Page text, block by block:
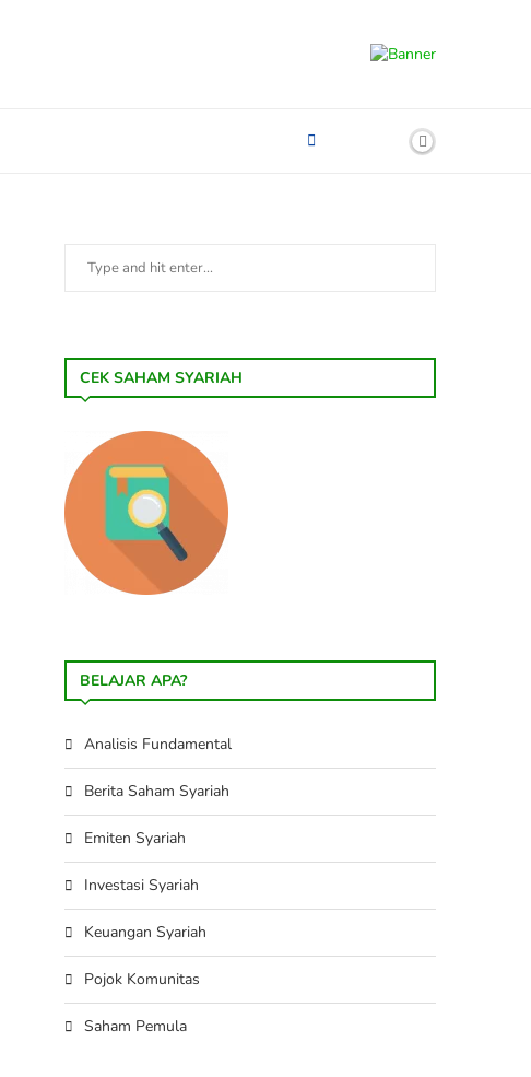
CEK SAHAM SYARIAH
BELAJAR APA?
Analisis Fundamental
Berita Saham Syariah
Emiten Syariah
Investasi Syariah
Keuangan Syariah
Pojok Komunitas
Saham Pemula